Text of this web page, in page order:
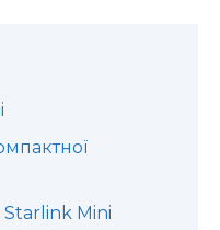
Starlink Mini